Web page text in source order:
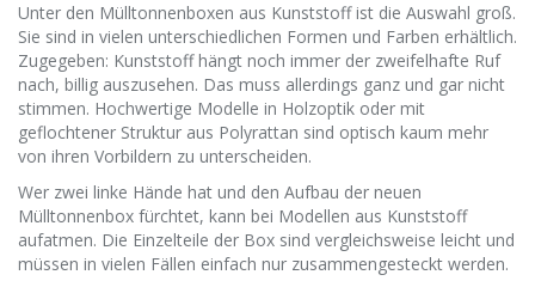
Unter den Mülltonnenboxen aus Kunststoff ist die Auswahl groß.
Sie sind in vielen unterschiedlichen Formen und Farben erhältlich.
Zugegeben: Kunststoff hängt noch immer der zweifelhafte Ruf
nach, billig auszusehen. Das muss allerdings ganz und gar nicht
stimmen. Hochwertige Modelle in Holzoptik oder mit
geflochtener Struktur aus Polyrattan sind optisch kaum mehr
von ihren Vorbildern zu unterscheiden.
Wer zwei linke Hände hat und den Aufbau der neuen
Mülltonnenbox fürchtet, kann bei Modellen aus Kunststoff
aufatmen. Die Einzelteile der Box sind vergleichsweise leicht und
müssen in vielen Fällen einfach nur zusammengesteckt werden.